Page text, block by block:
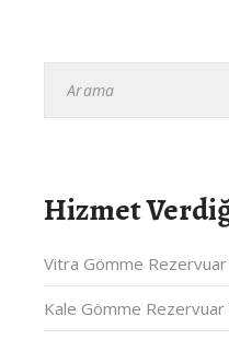
Hizmet
Vitra Gömme
Kale Gömme Rezervuar